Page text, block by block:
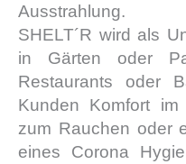
Ausstrahlung.
SHELT´R wird als
in Gärten oder
Restaurants oder
Kunden Komfort
zum Rauchen oder
eines Corona